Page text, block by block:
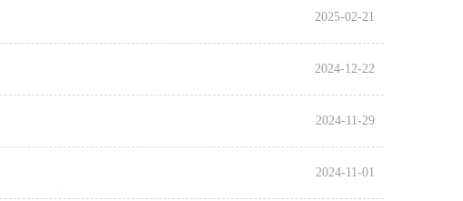
2025-02-21
2024-12-22
2024-11-29
2024-11-01